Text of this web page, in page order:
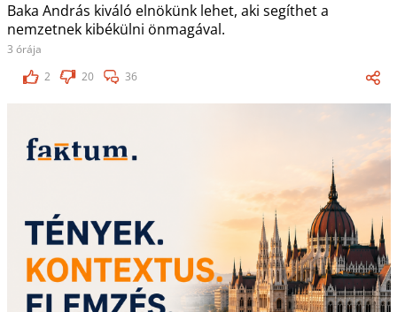
Baka András kiváló elnökünk lehet, aki segíthet a
nemzetnek kibékülni önmagával.
3 órája
2
20 36